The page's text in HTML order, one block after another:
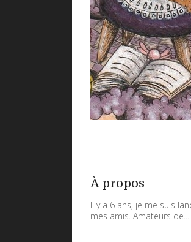
À propos
Il y a 6 ans, je me suis
mes amis. Amateurs de...